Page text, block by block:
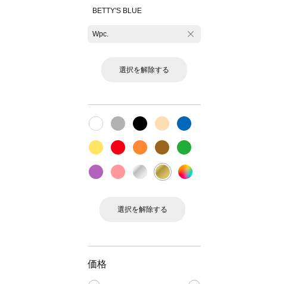
BETTY'S BLUE
Wpc.
選択を解除する
選択を解除する
価格